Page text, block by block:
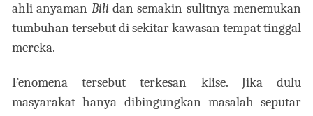
ahli anyaman Bili dan semakin sulitnya menemukan
tumbuhan tersebut di sekitar kawasan tempat tinggal
mereka.
Fenomena tersebut terkesan klise. Jika dulu
masyarakat hanya dibingungkan masalah seputar